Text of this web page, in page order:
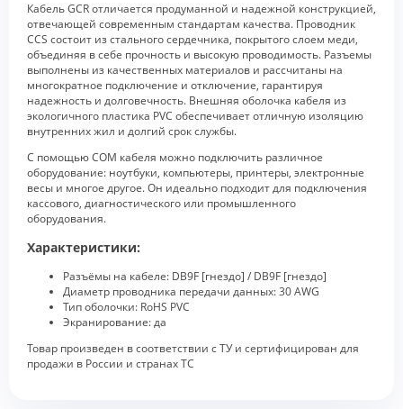
Кабель GCR отличается продуманной и надежной конструкцией,
отвечающей современным стандартам качества. Проводник
CCS состоит из стального сердечника, покрытого слоем меди,
объединяя в себе прочность и высокую проводимость. Разъемы
выполнены из качественных материалов и рассчитаны на
многократное подключение и отключение, гарантируя
надежность и долговечность. Внешняя оболочка кабеля из
экологичного пластика PVC обеспечивает отличную изоляцию
внутренних жил и долгий срок службы.
С помощью COM кабеля можно подключить различное
оборудование: ноутбуки, компьютеры, принтеры, электронные
весы и многое другое. Он идеально подходит для подключения
кассового, диагностического или промышленного
оборудования.
Характеристики:
Разъёмы на кабеле: DB9F [гнездо] / DB9F [гнездо]
Диаметр проводника передачи данных: 30 AWG
Тип оболочки: RoHS PVC
Экранирование: да
Товар произведен в соответствии с ТУ и сертифицирован для
продажи в России и странах ТС